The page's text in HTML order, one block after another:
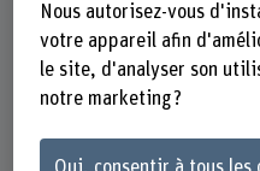
Nous autorisez-vous
votre appareil afin
le site, d'analyser son
notre marketing ?